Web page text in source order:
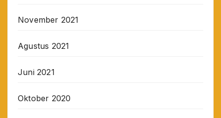
November 2021
Agustus 2021
Juni 2021
Oktober 2020